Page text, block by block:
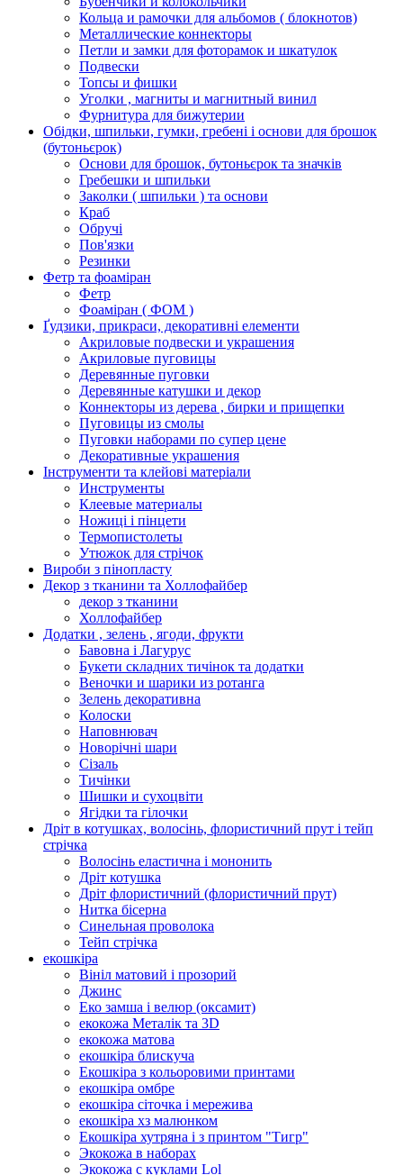
Кольца и рамочки для альбомов ( блокнотов)
Металлические коннекторы
Петли и замки для фоторамок и шкатулок
Подвески
Топсы и фишки
Уголки , магниты и магнитный винил
Фурнитура для бижутерии
Обідки, шпильки, гумки, гребені і основи для брошок
(бутоньєрок)
Основи для брошок, бутоньєрок та значків
Гребешки и шпильки
Заколки ( шпильки ) та основи
Краб
Обручі
Пов'язки
Резинки
Фетр та фоаміран
Фетр
Фоаміран ( ФОМ )
Ґудзики, прикраси, декоративні елементи
Акриловые подвески и украшения
Акриловые пуговицы
Деревянные пуговки
Деревянные катушки и декор
Коннекторы из дерева , бирки и прищепки
Пуговицы из смолы
Пуговки наборами по супер цене
Декоративные украшения
Інструменти та клейові матеріали
Инструменты
Клеевые материалы
Ножиці і пінцети
Термопистолеты
Утюжок для стрічок
Вироби з пінопласту
Декор з тканини та Холлофайбер
декор з тканини
Холлофайбер
Додатки , зелень , ягоди, фрукти
Бавовна і Лагурус
Букети складних тичінок та додатки
Веночки и шарики из ротанга
Зелень декоративна
Колоски
Наповнювач
Новорічні шари
Сізаль
Тичінки
Шишки и сухоцвіти
Ягідки та гілочки
Дріт в котушках, волосінь, флористичний прут і тейп
стрічка
Волосінь еластична і мононить
Дріт котушка
Дріт флористичний (флористичний прут)
Нитка бісерна
Синельная проволока
Тейп стрічка
екошкіра
Вініл матовий і прозорий
Джинс
Еко замша і велюр (оксамит)
екокожа Металік та 3D
екокожа матова
екошкіра блискуча
Екошкіра з кольоровими принтами
екошкіра омбре
екошкіра сіточка і мережива
екошкіра хз малюнком
Екошкіра хутряна і з принтом "Тигр"
Экокожа в наборах
Экокожа с куклами Lol